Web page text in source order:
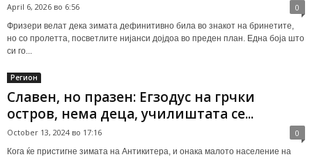
April 6, 2026 во 6:56 0
Фризери велат дека зимата дефинитивно била во знакот на бринетите,
но со пролетта, посветлите нијанси дојдоа во преден план. Една боја што
си го...
Регион
Славен, но празен: Егзодус на грчки
остров, нема деца, училиштата се...
October 13, 2024 во 17:16 0
Кога ќе пристигне зимата на Антикитера, и онака малото население на